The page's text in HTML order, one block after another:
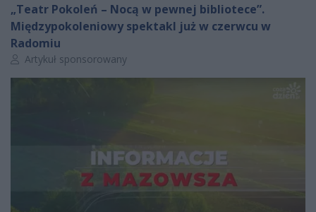
„Teatr Pokoleń – Nocą w pewnej bibliotece”.
Międzypokoleniowy spektakl już w czerwcu w
Radomiu
Autor artykułu:
Artykuł sponsorowany